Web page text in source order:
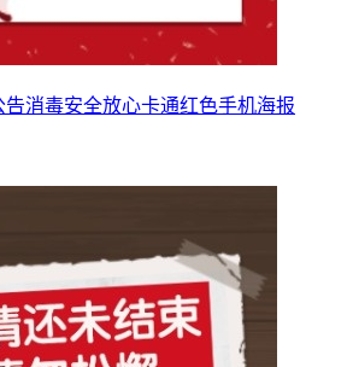
消毒安全放心卡通红色手机海报